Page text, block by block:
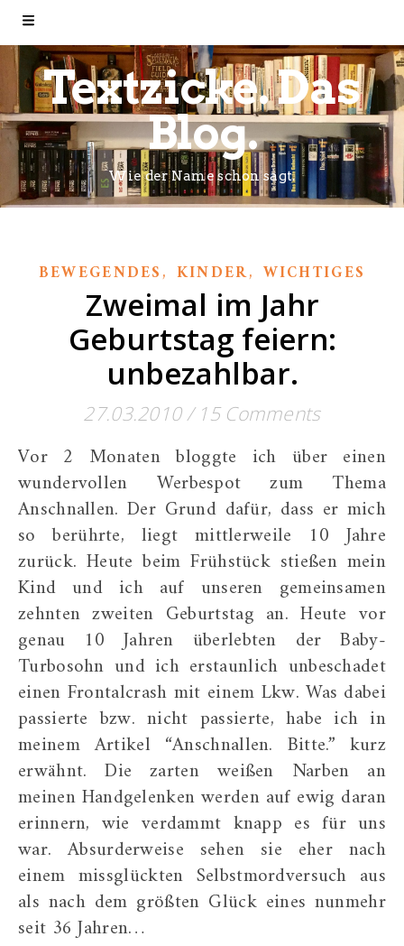
Textzicke. Das
Blog.
Wie der Name schon sagt.
BEWEGENDES, KINDER, WICHTIGES
Zweimal im Jahr
Geburtstag feiern:
unbezahlbar.
27.03.2010 / 15 Comments
Vor 2 Monaten bloggte ich über einen
wundervollen Werbespot zum Thema
Anschnallen. Der Grund dafür, dass er mich
so berührte, liegt mittlerweile 10 Jahre
zurück. Heute beim Frühstück stießen mein
Kind und ich auf unseren gemeinsamen
zehnten zweiten Geburtstag an. Heute vor
genau 10 Jahren überlebten der Baby-
Turbosohn und ich erstaunlich unbeschadet
einen Frontalcrash mit einem Lkw. Was dabei
passierte bzw. nicht passierte, habe ich in
meinem Artikel “Anschnallen. Bitte.” kurz
erwähnt. Die zarten weißen Narben an
meinen Handgelenken werden auf ewig daran
erinnern, wie verdammt knapp es für uns
war. Absurderweise sehen sie eher nach
einem missglückten Selbstmordversuch aus
als nach dem größten Glück eines nunmehr
seit 36 Jahren…